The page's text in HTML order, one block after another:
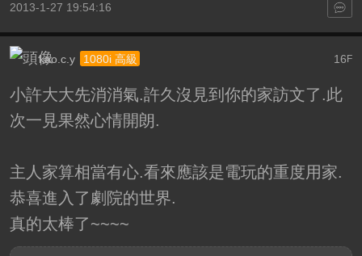
2013-1-27 19:54:16
16 F
kao.c.y 1080i 高級
小許大大先消消氣.許久沒見到你的家訪文了.此
次一見果然心情開朗.
主人家算相當有心.看來應該是電玩的重度用家.
恭喜進入了劇院的世界.
真的太棒了~~~~